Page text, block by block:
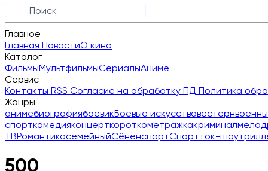
Главное
Главная НовостиО кино
Каталог
ФильмыМультфильмыСериалыАниме
Сервис
Контакты RSS Согласие на обработку ПД Политика
Жанры
анимебиографиябоевикБоевые искусствавестерн
спорткомедияконцерткороткометражкакриминал
ТВРомантикасемейныйСёненспортСпортток-шоу
500